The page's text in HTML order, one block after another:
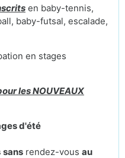
en baby-tennis,
baby-futsal, escalade,
en stages
les NOUVEAUX
d'été
sans rendez-vous au